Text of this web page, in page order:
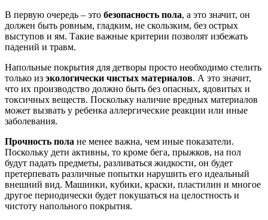
В первую очередь – это безопасность пола, а это значит, он
должен быть ровным, гладким, не скользким, без острых
выступов и ям. Такие важные критерии позволят избежать
падений и травм.
Напольные покрытия для детворы просто необходимо стелить
только из экологически чистых материалов. А это значит,
что их производство должно быть без опасных, ядовитых и
токсичных веществ. Поскольку наличие вредных материалов
может вызвать у ребенка аллергические реакции или иные
заболевания.
Прочность пола не менее важна, чем иные показатели.
Поскольку дети активны, то кроме бега, прыжков, на пол
будут падать предметы, разливаться жидкости, он будет
претерпевать различные попытки нарушить его идеальный
внешний вид. Машинки, кубики, краски, пластилин и многое
другое периодически будет покушаться на целостность и
чистоту напольного покрытия.